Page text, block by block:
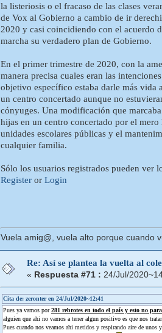
la listeriosis o el fracaso de las clases
de Vox al Gobierno a cambio de ir
2020 y casi coincidiendo con el acuerdo
marcha su verdadero plan de Gobierno.
En el primer trimestre de 2020, con la
manera precisa cuales eran las
objetivo específico estaba darle más
un centro concertado aunque no
cónyuges. Una modificación que
hijas en un centro concertado por el
unidades escolares públicas y el
cualquier familia.
Sólo los usuarios registrados pueden ver
Register or Login
Vuela amig@, vuela alto porque cuando
Re: Así se plantea la vuelta al
« Respuesta #71 : 24/Jul/
Cita de: zeronter en 24/Jul/2020~12:41
Pues ya vamos por281 rebrotes en todo el país y esto no para
alguien que ahi no vamos a tener algun positivo es que nos
Pues cuando nos veamos ahi metidos y respirando aire de